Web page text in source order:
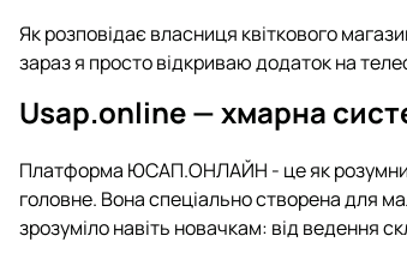
Як розповідає власниця квіткового
зараз я просто відкриваю додаток на
Usap.online — хмарна
Платформа ЮСАП.ОНЛАЙН - це як розумний
головне. Вона спеціально створена для
зрозуміло навіть новачкам: від ведення